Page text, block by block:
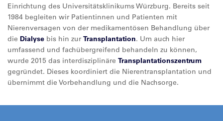
Einrichtung des Universitätsklinikums Würzburg. Bereits seit
1984 begleiten wir Patientinnen und Patienten mit
Nierenversagen von der medikamentösen Behandlung über
die Dialyse bis hin zurTransplantation. Um auch hier
umfassend und fachübergreifend behandeln zu können,
wurde 2015 das interdisziplinäre Transplantationszentrum
gegründet. Dieses koordiniert die Nierentransplantation und
übernimmt die Vorbehandlung und die Nachsorge.